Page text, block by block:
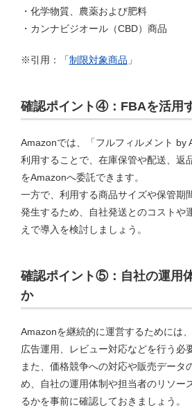
・化学物質、農薬および肥料
・カンナビジオール（CBD）商品
※引用：「制限対象商品 」
確認ポイント④：FBAを活用
Amazonでは、「フルフィルメント by
利用することで、在庫保管や配送、返
をAmazonへ委託できます。
一方で、利用する商品サイズや保管期
発生するため、自社発送とのコストや
えで導入を検討しましょう。
確認ポイント⑤：自社の運用
か
Amazonを継続的に運営するためには
広告運用、レビュー対応などを行う必
また、価格競争への対応や販売データ
め、自社の運用体制や担当者のリソー
るかを事前に確認しておきましょう。